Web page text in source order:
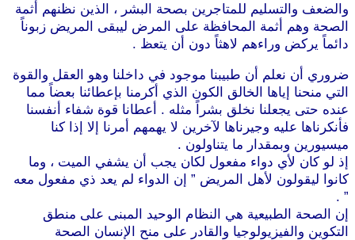
والضعف والتسليم للمتاجرين بصحة البشر ، الذين نظنهم أثمة
الصحة وهم أثمة المحافظة على المرض ليبقى المريض زبوناً
دائماً يركض وراءهم لاهثاً دون أن يتعظ .
ضروري أن نعلم أن طبيبنا موجود في داخلنا وهو العقل والقوة
التي منحنا إياها الخالق الكون الذي أكرمنا بإعطائنا بعضاً مما
عنده حتى يجعلنا نخلق بشراً مثله . أعطانا قوة شفاء أنفسنا
فأنكرناها عليه وجيرناها لآخرين لا يهمهم أمرنا إلا إذا كنا
ميسيورين وبمقدار ما يتناولون .
إذ لو كان لأي دواء مفعول لكان يجب أن يشفي الميت ، وما
كانوا ليقولون لأهل المريض ” إن الدواء لم يعد ذي مفعول معه
” .
إن الصحة الطبيعية هي النظام الوحيد المبنى على منطق
التكوين والفيزيولوجيا والقادر على منح الإنسان الصحة